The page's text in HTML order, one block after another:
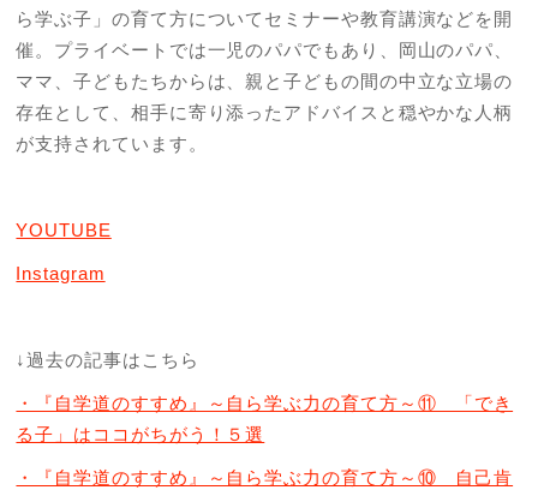
ら学ぶ子」の育て方についてセミナーや教育講演などを開
催。プライベートでは一児のパパでもあり、岡山のパパ、
ママ、子どもたちからは、親と子どもの間の中立な立場の
存在として、相手に寄り添ったアドバイスと穏やかな人柄
が支持されています。
YOUTUBE
Instagram
↓過去の記事はこちら
・『自学道のすすめ』～自ら学ぶ力の育て方～⑪ 「でき
る子」はココがちがう！５選
・『自学道のすすめ』～自ら学ぶ力の育て方～⑩ 自己肯